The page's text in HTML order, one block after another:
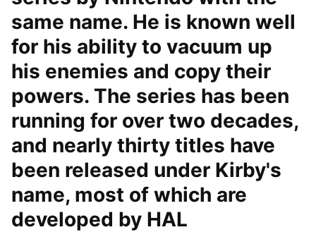
same name. He is known well
for his ability to vacuum up
his enemies and copy their
powers. The series has been
running for over two decades,
and nearly thirty titles have
been released under Kirby's
name, most of which are
developed by HAL